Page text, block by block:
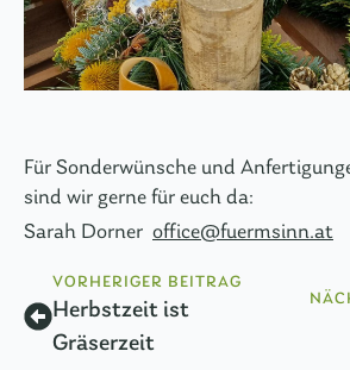
Für Sonderwünsche und
sind wir gerne für euch da:
Sarah Dorner office@fuermsinn.at
VORHERIGER BEITRAG
Herbstzeit ist
Gräserzeit